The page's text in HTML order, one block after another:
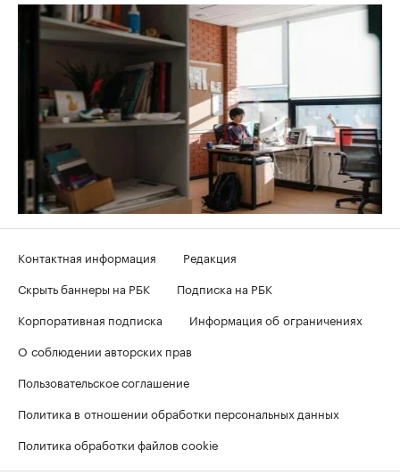
Контактная информация
Редакция
Скрыть баннеры на РБК
Подписка на РБК
Корпоративная подписка
Информация об ограничениях
О соблюдении авторских прав
Пользовательское соглашение
Политика в отношении обработки персональных данных
Политика обработки файлов cookie